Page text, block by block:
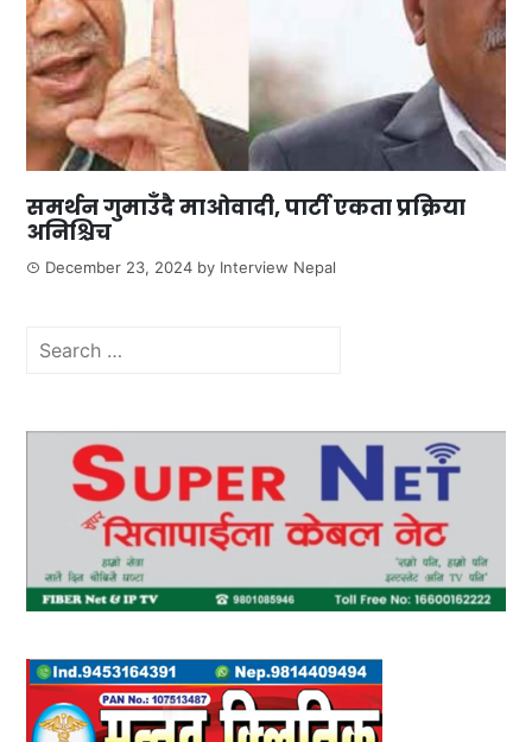
समर्थन गुमाउँदै माओवादी, पार्टी एकता प्रक्रिया
अनिश्चिच
December 23, 2024 by Interview Nepal
Search